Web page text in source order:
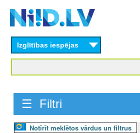
content
Izglītības iespējas
☰ Filtri
Notīrīt meklētos vārdus un filtrus